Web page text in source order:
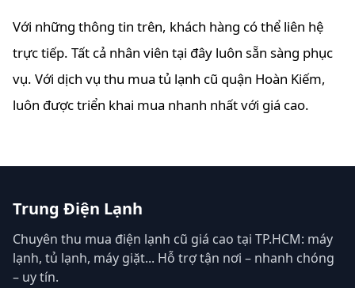
Với những thông tin trên, khách hàng có thể liên hệ
trực tiếp. Tất cả nhân viên tại đây luôn sẵn sàng phục
vụ. Với dịch vụ thu mua tủ lạnh cũ quận Hoàn Kiếm,
luôn được triển khai mua nhanh nhất với giá cao.
Trung Điện Lạnh
Chuyên thu mua điện lạnh cũ giá cao tại TP.HCM: máy
lạnh, tủ lạnh, máy giặt... Hỗ trợ tận nơi – nhanh chóng
– uy tín.